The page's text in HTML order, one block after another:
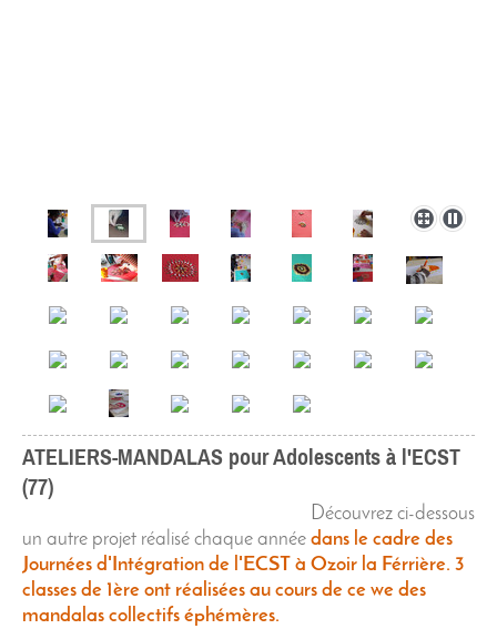
ATELIERS-MANDALAS pour Adolescents à l'ECST
(77)
Découvrez ci-dessous
un autre projet réalisé chaque année dans le cadre des
Journées d'Intégration de l'ECST à Ozoir la Férrière. 3
classes de 1ère ont réalisées au cours de ce we des
mandalas collectifs éphémères.